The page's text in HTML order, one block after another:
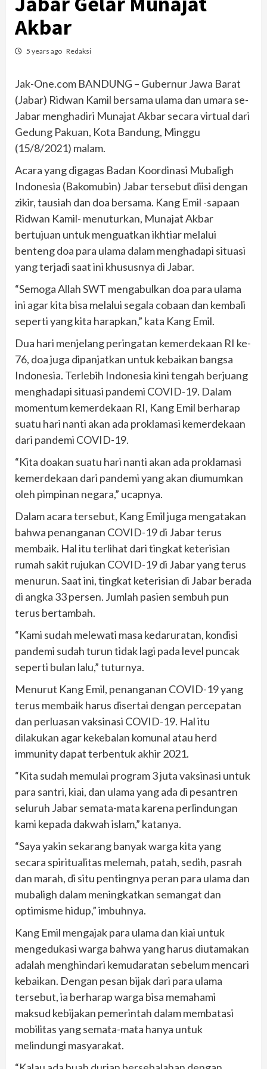
Akbar
5 years ago Redaksi
Jak-One.com BANDUNG – Gubernur Jawa Barat
(Jabar) Ridwan Kamil bersama ulama dan umara se-
Jabar menghadiri Munajat Akbar secara virtual dari
Gedung Pakuan, Kota Bandung, Minggu
(15/8/2021) malam.
Acara yang digagas Badan Koordinasi Mubaligh
Indonesia (Bakomubin) Jabar tersebut diisi dengan
zikir, tausiah dan doa bersama. Kang Emil -sapaan
Ridwan Kamil- menuturkan, Munajat Akbar
bertujuan untuk menguatkan ikhtiar melalui
benteng doa para ulama dalam menghadapi situasi
yang terjadi saat ini khususnya di Jabar.
“Semoga Allah SWT mengabulkan doa para ulama
ini agar kita bisa melalui segala cobaan dan kembali
seperti yang kita harapkan,” kata Kang Emil.
Dua hari menjelang peringatan kemerdekaan RI ke-
76, doa juga dipanjatkan untuk kebaikan bangsa
Indonesia. Terlebih Indonesia kini tengah berjuang
menghadapi situasi pandemi COVID-19. Dalam
momentum kemerdekaan RI, Kang Emil berharap
suatu hari nanti akan ada proklamasi kemerdekaan
dari pandemi COVID-19.
“Kita doakan suatu hari nanti akan ada proklamasi
kemerdekaan dari pandemi yang akan diumumkan
oleh pimpinan negara,” ucapnya.
Dalam acara tersebut, Kang Emil juga mengatakan
bahwa penanganan COVID-19 di Jabar terus
membaik. Hal itu terlihat dari tingkat keterisian
rumah sakit rujukan COVID-19 di Jabar yang terus
menurun. Saat ini, tingkat keterisian di Jabar berada
di angka 33 persen. Jumlah pasien sembuh pun
terus bertambah.
“Kami sudah melewati masa kedaruratan, kondisi
pandemi sudah turun tidak lagi pada level puncak
seperti bulan lalu,” tuturnya.
Menurut Kang Emil, penanganan COVID-19 yang
terus membaik harus disertai dengan percepatan
dan perluasan vaksinasi COVID-19. Hal itu
dilakukan agar kekebalan komunal atau herd
immunity dapat terbentuk akhir 2021.
“Kita sudah memulai program 3 juta vaksinasi untuk
para santri, kiai, dan ulama yang ada di pesantren
seluruh Jabar semata-mata karena perlindungan
kami kepada dakwah islam,” katanya.
“Saya yakin sekarang banyak warga kita yang
secara spiritualitas melemah, patah, sedih, pasrah
dan marah, di situ pentingnya peran para ulama dan
mubaligh dalam meningkatkan semangat dan
optimisme hidup,” imbuhnya.
Kang Emil mengajak para ulama dan kiai untuk
mengedukasi warga bahwa yang harus diutamakan
adalah menghindari kemudaratan sebelum mencari
kebaikan. Dengan pesan bijak dari para ulama
tersebut, ia berharap warga bisa memahami
maksud kebijakan pemerintah dalam membatasi
mobilitas yang semata-mata hanya untuk
melindungi masyarakat.